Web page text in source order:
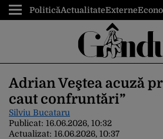
PoliticăActualitateExterne
Adrian Veştea acuză
caut confruntări”
Silviu Bucataru
Publicat: 16.06.2026, 10:32
Actualizat: 16.06.2026, 10:37